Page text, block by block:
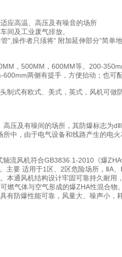
应高温、高压及有噪音的场所
间及工业废气排放。
",操作者只须将“ 附加延伸部分"简单
，500MM，600MM等。200-
两侧有提手，方便抬动；也可
式有欧式、美式，英式，风机可做
及有噪间的场所，其防爆标志为
中，由于电气设备和线路产生的电
流风机符合GB3836.1-2010《爆
主要 适用于1区、2区危险场所，ⅡA
通风机结构设计牢固可靠持久耐用
燃气体与空气形成的爆ZHA性混合
防爆性能可靠，风量大、噪声小，